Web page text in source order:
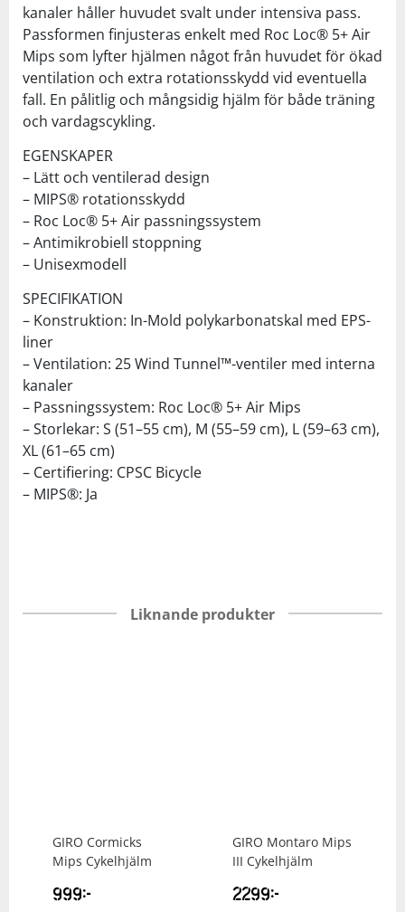
kanaler håller huvudet svalt under intensiva pass.
Passformen finjusteras enkelt med Roc Loc® 5+ Air
Mips som lyfter hjälmen något från huvudet för ökad
ventilation och extra rotationsskydd vid eventuella
fall. En pålitlig och mångsidig hjälm för både träning
och vardagscykling.
EGENSKAPER
– Lätt och ventilerad design
– MIPS® rotationsskydd
– Roc Loc® 5+ Air passningssystem
– Antimikrobiell stoppning
– Unisexmodell
SPECIFIKATION
– Konstruktion: In-Mold polykarbonatskal med EPS-
liner
– Ventilation: 25 Wind Tunnel™-ventiler med interna
kanaler
– Passningssystem: Roc Loc® 5+ Air Mips
– Storlekar: S (51–55 cm), M (55–59 cm), L (59–63 cm),
XL (61–65 cm)
– Certifiering: CPSC Bicycle
– MIPS®: Ja
Liknande produkter
GIRO Cormicks
Mips Cykelhjälm
999kr
GIRO Montaro Mips
III Cykelhjälm
2299kr